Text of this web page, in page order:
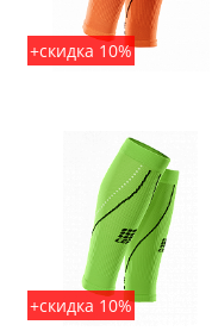
+скидка 10%
+скидка 10%